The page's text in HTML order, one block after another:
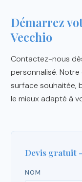
Démarrez
Vecchio
Contactez-nous
personnalisé.
surface souhaitée,
le mieux adapté à
Devis gratuit
NOM